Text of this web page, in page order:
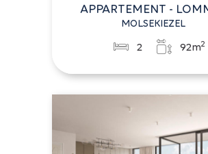
APPARTEMENT -
MOLSEKIEZEL
2 92m2